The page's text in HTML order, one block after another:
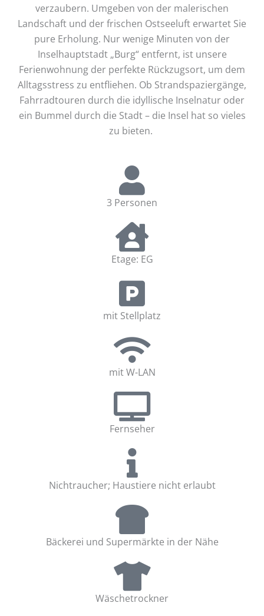
verzaubern. Umgeben von der malerischen
Landschaft und der frischen Ostseeluft erwartet Sie
pure Erholung. Nur wenige Minuten von der
Inselhauptstadt „Burg“ entfernt, ist unsere
Ferienwohnung der perfekte Rückzugsort, um dem
Alltagsstress zu entfliehen. Ob Strandspaziergänge,
Fahrradtouren durch die idyllische Inselnatur oder
ein Bummel durch die Stadt – die Insel hat so vieles
zu bieten.
3 Personen
Etage: EG
mit Stellplatz
mit W-LAN
Fernseher
Nichtraucher; Haustiere nicht erlaubt
Bäckerei und Supermärkte in der Nähe
Wäschetrockner